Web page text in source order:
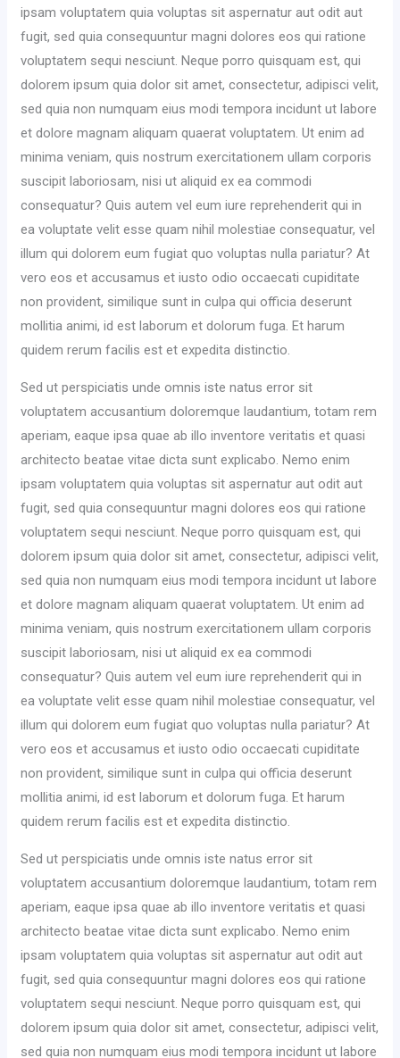
ipsam voluptatem quia voluptas sit aspernatur aut odit aut
fugit, sed quia consequuntur magni dolores eos qui ratione
voluptatem sequi nesciunt. Neque porro quisquam est, qui
dolorem ipsum quia dolor sit amet, consectetur, adipisci velit,
sed quia non numquam eius modi tempora incidunt ut labore
et dolore magnam aliquam quaerat voluptatem. Ut enim ad
minima veniam, quis nostrum exercitationem ullam corporis
suscipit laboriosam, nisi ut aliquid ex ea commodi
consequatur? Quis autem vel eum iure reprehenderit qui in
ea voluptate velit esse quam nihil molestiae consequatur, vel
illum qui dolorem eum fugiat quo voluptas nulla pariatur? At
vero eos et accusamus et iusto odio occaecati cupiditate
non provident, similique sunt in culpa qui officia deserunt
mollitia animi, id est laborum et dolorum fuga. Et harum
quidem rerum facilis est et expedita distinctio.
Sed ut perspiciatis unde omnis iste natus error sit
voluptatem accusantium doloremque laudantium, totam rem
aperiam, eaque ipsa quae ab illo inventore veritatis et quasi
architecto beatae vitae dicta sunt explicabo. Nemo enim
ipsam voluptatem quia voluptas sit aspernatur aut odit aut
fugit, sed quia consequuntur magni dolores eos qui ratione
voluptatem sequi nesciunt. Neque porro quisquam est, qui
dolorem ipsum quia dolor sit amet, consectetur, adipisci velit,
sed quia non numquam eius modi tempora incidunt ut labore
et dolore magnam aliquam quaerat voluptatem. Ut enim ad
minima veniam, quis nostrum exercitationem ullam corporis
suscipit laboriosam, nisi ut aliquid ex ea commodi
consequatur? Quis autem vel eum iure reprehenderit qui in
ea voluptate velit esse quam nihil molestiae consequatur, vel
illum qui dolorem eum fugiat quo voluptas nulla pariatur? At
vero eos et accusamus et iusto odio occaecati cupiditate
non provident, similique sunt in culpa qui officia deserunt
mollitia animi, id est laborum et dolorum fuga. Et harum
quidem rerum facilis est et expedita distinctio.
Sed ut perspiciatis unde omnis iste natus error sit
voluptatem accusantium doloremque laudantium, totam rem
aperiam, eaque ipsa quae ab illo inventore veritatis et quasi
architecto beatae vitae dicta sunt explicabo. Nemo enim
ipsam voluptatem quia voluptas sit aspernatur aut odit aut
fugit, sed quia consequuntur magni dolores eos qui ratione
voluptatem sequi nesciunt. Neque porro quisquam est, qui
dolorem ipsum quia dolor sit amet, consectetur, adipisci velit,
sed quia non numquam eius modi tempora incidunt ut labore